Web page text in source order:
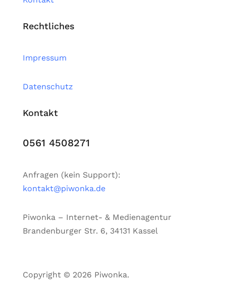
Rechtliches
Impressum
Datenschutz
Kontakt
0561 4508271
Anfragen (kein Support):
kontakt@piwonka.de
Piwonka – Internet- & Medienagentur
Brandenburger Str. 6, 34131 Kassel
Copyright © 2026 Piwonka.